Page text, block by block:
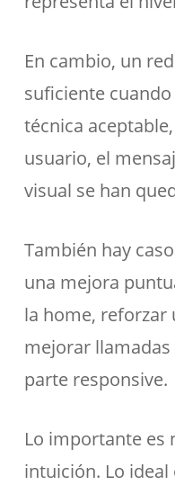
En cambio, un
suficiente
técnica
usuario, el
visual se han
También hay
una mejora
la home, reforzar
mejorar llamadas
parte responsive.
Lo importante es
intuición. Lo